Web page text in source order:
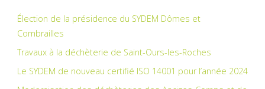
Élection de la présidence du SYDEM Dômes et
Combrailles
Travaux à la déchèterie de Saint-Ours-les-Roches
Le SYDEM de nouveau certifié ISO 14001 pour l’année 2024